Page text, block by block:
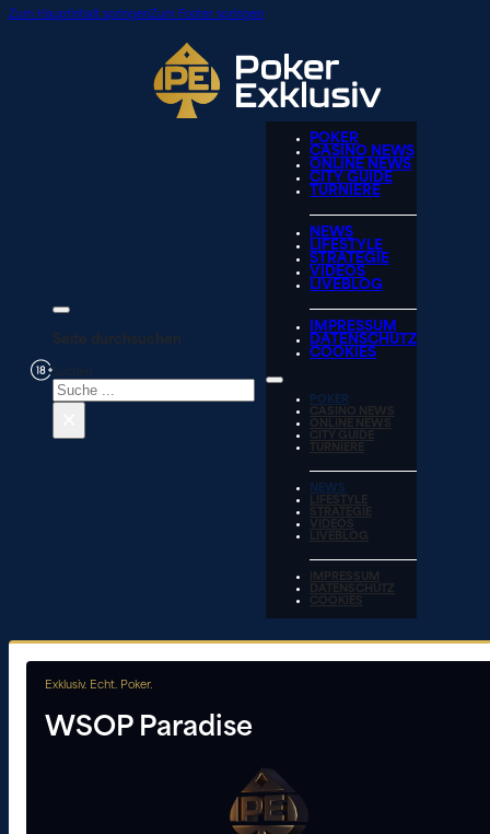
Zum Hauptinhalt springenZum Footer springen
Seite durchsuchen
POKER
CASINO NEWS
ONLINE NEWS
CITY GUIDE
TURNIERE
NEWS
LIFESTYLE
STRATEGIE
VIDEOS
LIVEBLOG
IMPRESSUM
DATENSCHUTZ
COOKIES
POKER
CASINO NEWS
ONLINE NEWS
CITY GUIDE
TURNIERE
NEWS
LIFESTYLE
STRATEGIE
VIDEOS
LIVEBLOG
IMPRESSUM
DATENSCHUTZ
COOKIES
Exklusiv. Echt. Poker.
WSOP Paradise